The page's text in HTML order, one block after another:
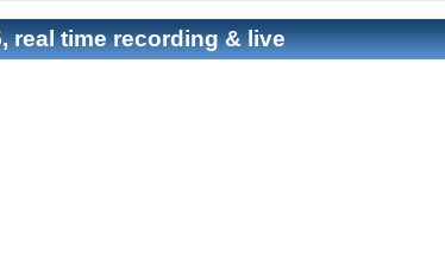
real time recording & live